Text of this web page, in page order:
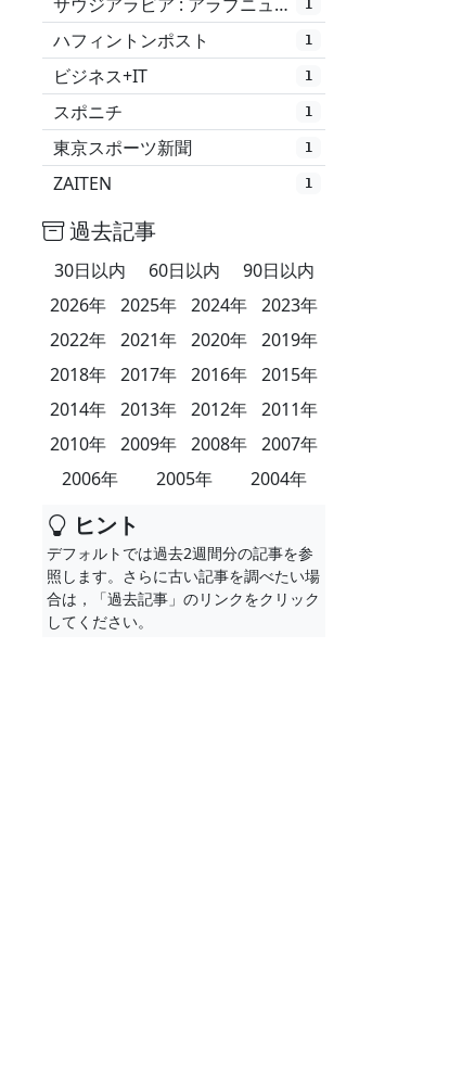
1
ハフィントンポスト 1
ビジネス+IT 1
スポニチ 1
東京スポーツ新聞 1
ZAITEN 1
過去記事
30日以内 60日以内
90日以内
2026年
2025年 2024年
2023年
2022年
2021年 2020年
2019年
2018年
2017年 2016年
2015年
2014年
2013年 2012年
2011年
2010年
2009年 2008年
2007年
2006年
2005年 2004年
ヒント
デフォルトでは過去2週間分の記事を参
照します。さらに古い記事を調べたい場
合は，「過去記事」のリンクをクリック
してください。